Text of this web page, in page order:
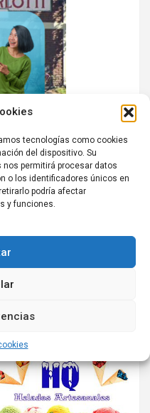
tecnologías como cookies
del dispositivo. Su
permitirá procesar datos
o los identificadores únicos en
podría afectar
y funciones.